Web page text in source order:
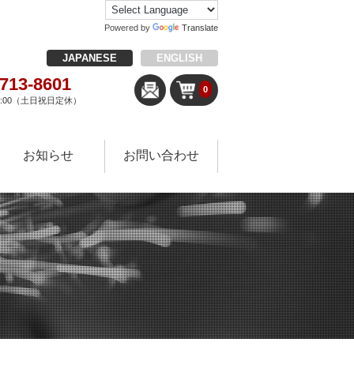
Powered by Translate
JAPANESE ENGLISH
8601
（土日祝日定休）
0
お知らせ お問い合わせ